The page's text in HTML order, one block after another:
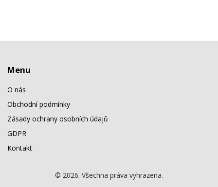
Menu
O nás
Obchodní podmínky
Zásady ochrany osobních údajů
GDPR
Kontakt
© 2026. Všechna práva vyhrazena.